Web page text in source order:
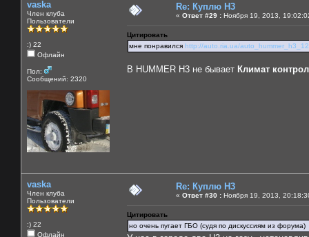
vaska
Член клуба
Пользователи
:) 22
Офлайн
Пол:
Сообщений: 2320
Re: Куплю H3
« Ответ #29 : Ноября 19, 2013,
Цитировать
мне понравился http://auto.ria.ua/
В HUMMER Н3 не бывает Климат
vaska
Член клуба
Пользователи
:) 22
Офлайн
Re: Куплю H3
« Ответ #30 : Ноября 19, 2013,
Цитировать
но очень пугает ГБО (судя по дискуссиям из форума)